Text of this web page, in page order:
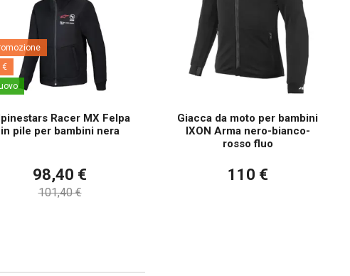
€
Racer MX Felpa
in pile per bambini nera
98,40 €
101,40 €
Giacca da moto per bambini
IXON Arma nero-bianco-
rosso fluo
110 €